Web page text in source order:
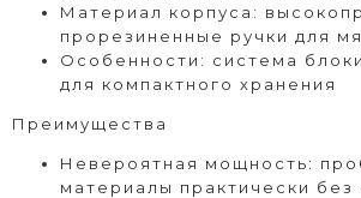
Материал корпуса:
прорезиненные ручки для
Особенности: система
для компактного хранения
Преимущества
Невероятная мощность:
материалы практически без